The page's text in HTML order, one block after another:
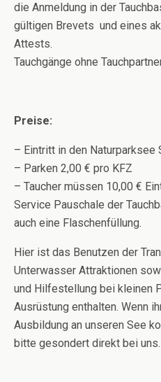
die Anmeldung in der
gültigen Brevets und eines
Attests.
Tauchgänge ohne
Preise:
– Eintritt in den Naturparksee
– Parken 2,00 € pro KFZ
– Taucher müssen 10,00 €
Service Pauschale der
auch eine Flaschenfüllung.
Hier ist das Benutzen der
Unterwasser Attraktionen
und Hilfestellung bei kleinen
Ausrüstung enthalten. Wenn
Ausbildung an unseren See
bitte gesondert direkt bei uns.